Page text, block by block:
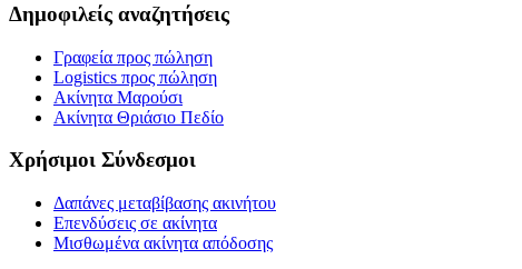
Δημοφιλείς αναζητήσεις
Γραφεία προς πώληση
Logistics προς πώληση
Ακίνητα Μαρούσι
Ακίνητα Θριάσιο Πεδίο
Χρήσιμοι Σύνδεσμοι
Δαπάνες μεταβίβασης ακινήτου
Επενδύσεις σε ακίνητα
Μισθωμένα ακίνητα απόδοσης